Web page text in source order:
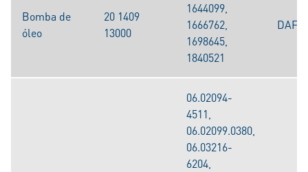
Bomba de
óleo
20 1409
13000
1644099,
1666762,
1698645,
1840521
DAF
06.02094-
4511,
06.02099.0380,
06.03216-
6204,